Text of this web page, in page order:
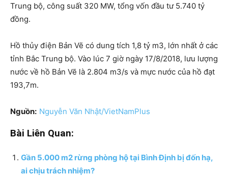
Trung bộ, công suất 320 MW, tổng vốn đầu tư 5.740 tỷ
đồng.
Hồ thủy điện Bản Vẽ có dung tích 1,8 tỷ m3, lớn nhất ở các
tỉnh Bắc Trung bộ. Vào lúc 7 giờ ngày 17/8/2018, lưu lượng
nước về hồ Bản Vẽ là 2.804 m3/s và mực nước của hồ đạt
193,7m.
Nguồn: Nguyễn Văn Nhật/VietNamPlus
Bài Liên Quan:
Gần 5.000 m2 rừng phòng hộ tại Bình Định bị đốn hạ,
ai chịu trách nhiệm?